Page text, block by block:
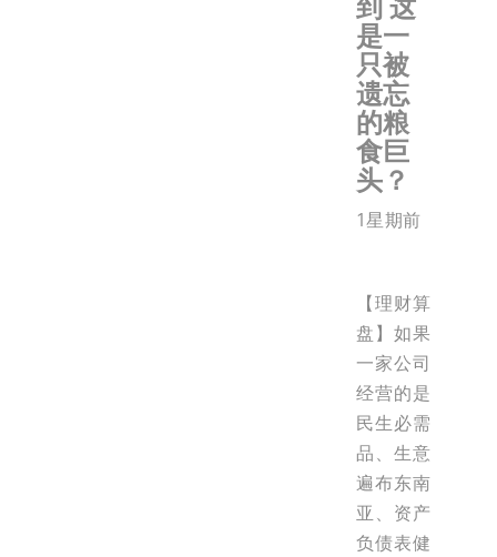
是一
只被
遗忘
的粮
食巨
头？
1星期前
【理财算
盘】如果
一家公司
经营的是
民生必需
品、生意
遍布东南
亚、资产
负债表健